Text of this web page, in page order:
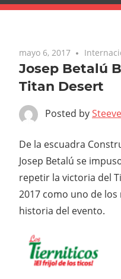
mayo 6, 2017
Josep Betalú
Titan Desert
Posted by
De la escuadra
Josep Betalú se
repetir la victoria del
2017 como uno de
historia del evento.